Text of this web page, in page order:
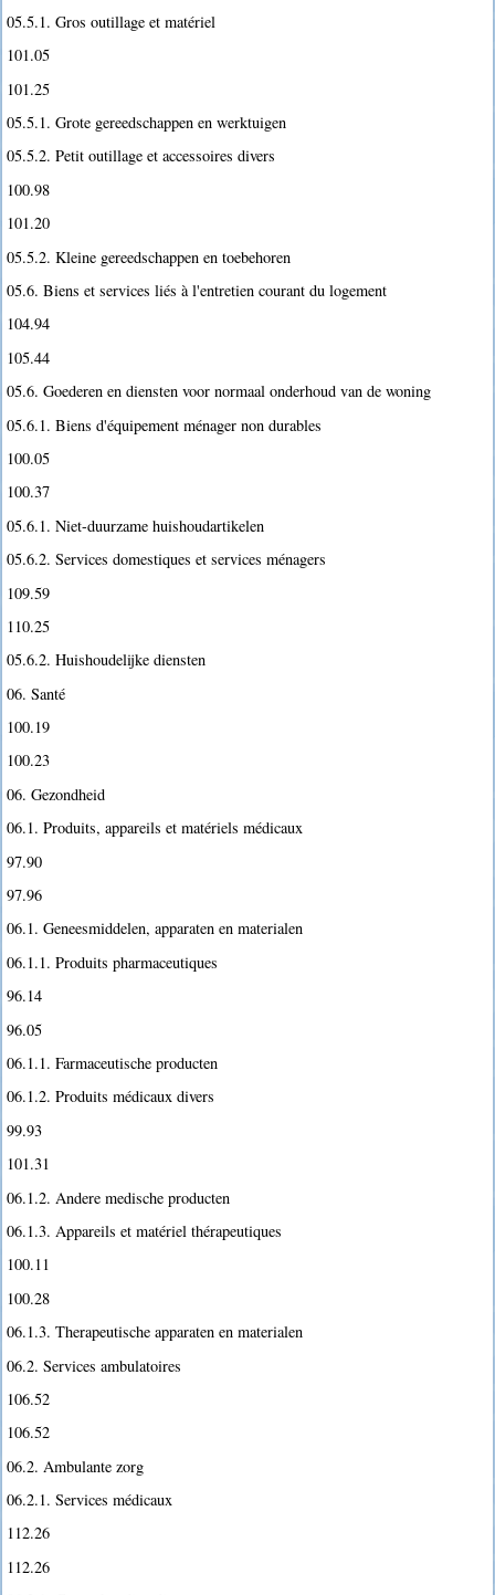
05.5.1. Gros outillage et matériel
101.05
101.25
05.5.1. Grote gereedschappen en werktuigen
05.5.2. Petit outillage et accessoires divers
100.98
101.20
05.5.2. Kleine gereedschappen en toebehoren
05.6. Biens et services liés à l'entretien courant du logement
104.94
105.44
05.6. Goederen en diensten voor normaal onderhoud van de woning
05.6.1. Biens d'équipement ménager non durables
100.05
100.37
05.6.1. Niet-duurzame huishoudartikelen
05.6.2. Services domestiques et services ménagers
109.59
110.25
05.6.2. Huishoudelijke diensten
06. Santé
100.19
100.23
06. Gezondheid
06.1. Produits, appareils et matériels médicaux
97.90
97.96
06.1. Geneesmiddelen, apparaten en materialen
06.1.1. Produits pharmaceutiques
96.14
96.05
06.1.1. Farmaceutische producten
06.1.2. Produits médicaux divers
99.93
101.31
06.1.2. Andere medische producten
06.1.3. Appareils et matériel thérapeutiques
100.11
100.28
06.1.3. Therapeutische apparaten en materialen
06.2. Services ambulatoires
106.52
106.52
06.2. Ambulante zorg
06.2.1. Services médicaux
112.26
112.26